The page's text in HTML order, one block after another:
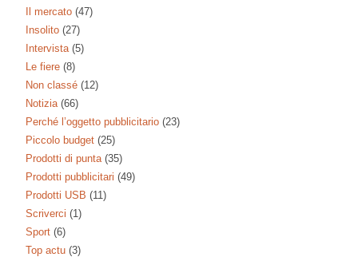
Il mercato (47)
Insolito (27)
Intervista (5)
Le fiere (8)
Non classé (12)
Notizia (66)
Perché l’oggetto pubblicitario (23)
Piccolo budget (25)
Prodotti di punta (35)
Prodotti pubblicitari (49)
Prodotti USB (11)
Scriverci (1)
Sport (6)
Top actu (3)